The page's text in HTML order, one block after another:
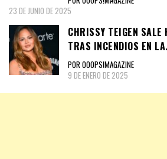
23 DE JUNIO DE 2025
CHRISSY TEIGEN SALE
TRAS INCENDIOS EN LA.
POR OOOPS!MAGAZINE
9 DE ENERO DE 2025